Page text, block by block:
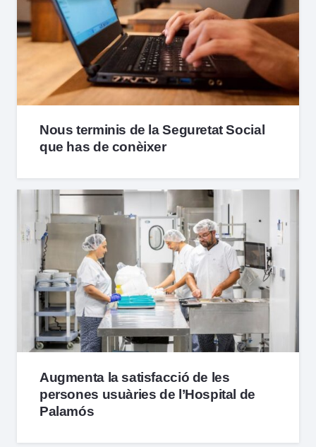
Nous terminis de la Seguretat Social
que has de conèixer
Augmenta la satisfacció de les
persones usuàries de l’Hospital de
Palamós